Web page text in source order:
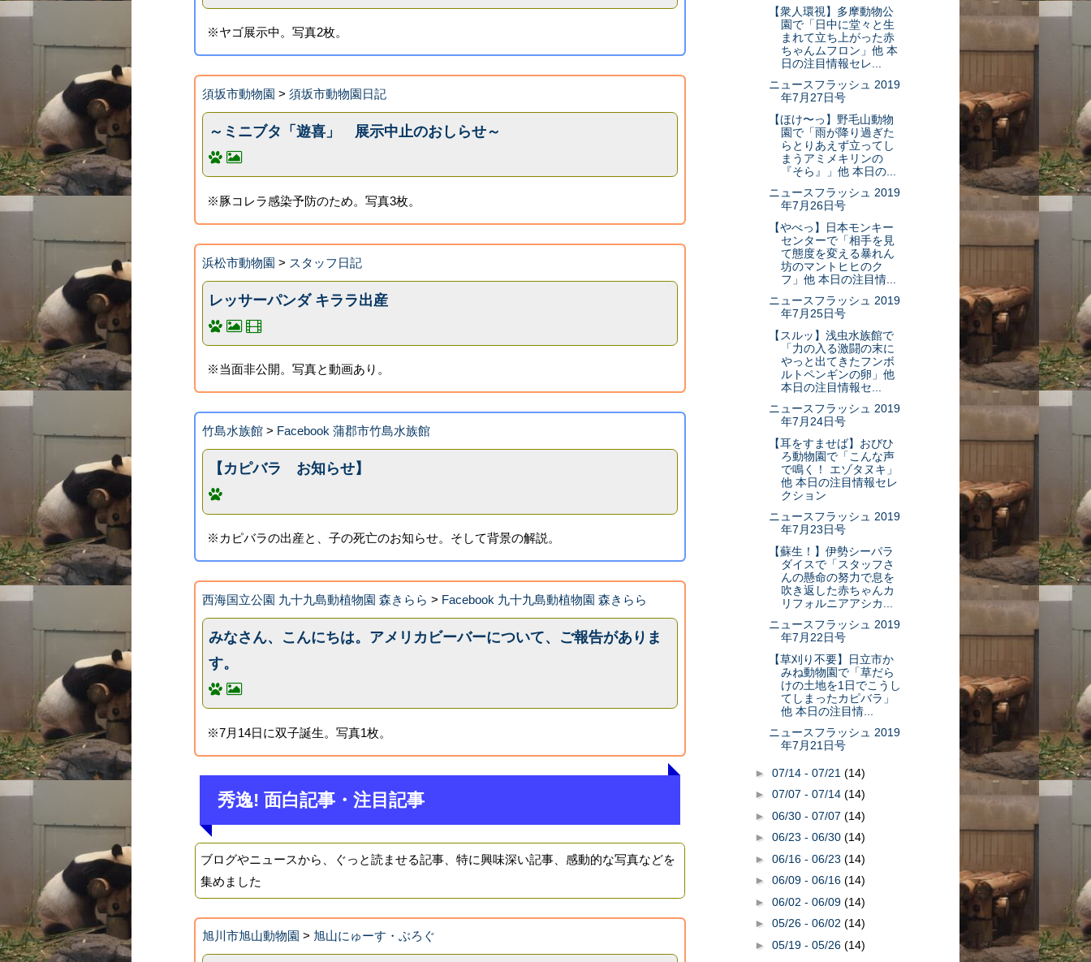
※ヤゴ展示中。写真2枚。
須坂市動物園 >須坂市動物園日記
～ミニブタ「遊喜」 展示中止のおしらせ～
※豚コレラ感染予防のため。写真3枚。
浜松市動物園 > スタッフ日記
レッサーパンダ キララ出産
※当面非公開。写真と動画あり。
竹島水族館 > Facebook 蒲郡市竹島水族館
【カピバラ お知らせ】
※カピバラの出産と、子の死亡のお知らせ。そして背景の解説。
西海国立公園 九十九島動植物園 森きらら > Facebook 九十九島動植物園 森きらら
みなさん、こんにちは。アメリカビーバーについて、ご報告がありま
す。
※7月14日に双子誕生。写真1枚。
秀逸! 面白記事・注目記事
ブログやニュースから、ぐっと読ませる記事、特に興味深い記事、感動的な写真などを
集めました
旭川市旭山動物園 > 旭山にゅーす・ぶろぐ
【衆人環視】多摩動物公
園で「日中に堂々と生
まれて立ち上がった赤
ちゃんムフロン」他 本
日の注目情報セレ...
ニュースフラッシュ 2019
年7月27日号
【ほけ〜っ】野毛山動物
園で「雨が降り過ぎた
らとりあえず立ってし
まうアミメキリンの
『そら』」他 本日の...
ニュースフラッシュ 2019
年7月26日号
【やべっ】日本モンキー
センターで「相手を見
て態度を変える暴れん
坊のマントヒヒのク
フ」他 本日の注目情...
ニュースフラッシュ 2019
年7月25日号
【スルッ】浅虫水族館で
「力の入る激闘の末に
やっと出てきたフンボ
ルトペンギンの卵」他
本日の注目情報セ...
ニュースフラッシュ 2019
年7月24日号
【耳をすませば】おびひ
ろ動物園で「こんな声
で鳴く！ エゾタヌキ」
他 本日の注目情報セレ
クション
ニュースフラッシュ 2019
年7月23日号
【蘇生！】伊勢シーパラ
ダイスで「スタッフさ
んの懸命の努力で息を
吹き返した赤ちゃんカ
リフォルニアアシカ...
ニュースフラッシュ 2019
年7月22日号
【草刈り不要】日立市か
みね動物園で「草だら
けの土地を1日でこうし
てしまったカピバラ」
他 本日の注目情...
ニュースフラッシュ 2019
年7月21日号
► 07/14 - 07/21 (14)
► 07/07 - 07/14 (14)
► 06/30 - 07/07 (14)
► 06/23 - 06/30 (14)
► 06/16 - 06/23 (14)
► 06/09 - 06/16 (14)
► 06/02 - 06/09 (14)
► 05/26 - 06/02 (14)
► 05/19 - 05/26 (14)